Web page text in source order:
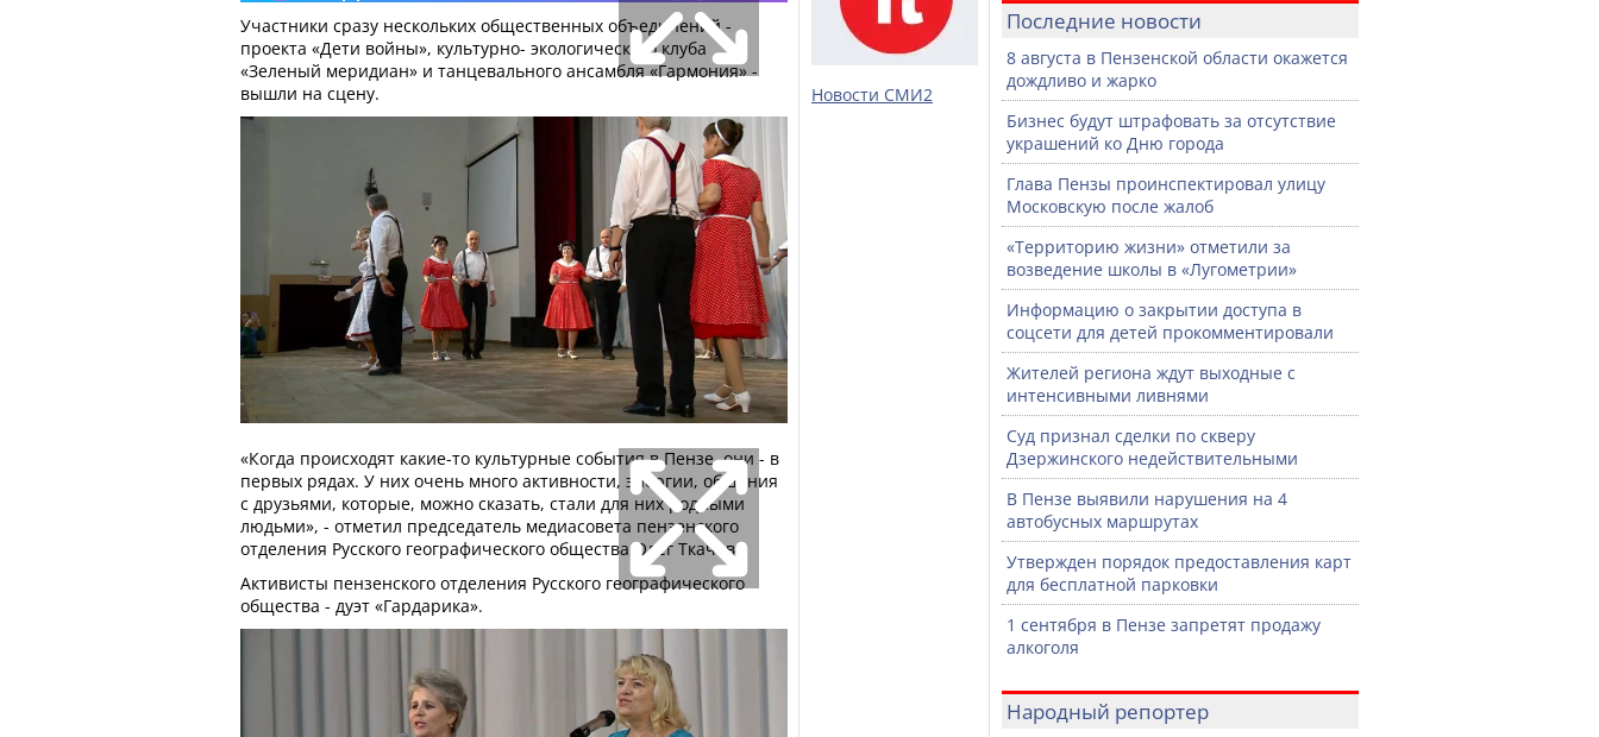
Участники сразу нескольких общественных объединений -
проекта «Дети войны», культурно- экологического клуба
«Зеленый меридиан» и танцевального ансамбля «Гармония» -
вышли на сцену.
«Когда происходят какие-то культурные события в Пензе, они - в
первых рядах. У них очень много активности, энергии, общения
с друзьями, которые, можно сказать, стали для них родными
людьми», - отметил председатель медиасовета пензенского
отделения Русского географического общества Олег Ткачев.
Активисты пензенского отделения Русского географического
общества - дуэт «Гардарика».
Новости СМИ2
Последние новости
8 августа в Пензенской области окажется
дождливо и жарко
Бизнес будут штрафовать за отсутствие
украшений ко Дню города
Глава Пензы проинспектировал улицу
Московскую после жалоб
«Территорию жизни» отметили за
возведение школы в «Лугометрии»
Информацию о закрытии доступа в
соцсети для детей прокомментировали
Жителей региона ждут выходные с
интенсивными ливнями
Суд признал сделки по скверу
Дзержинского недействительными
В Пензе выявили нарушения на 4
автобусных маршрутах
Утвержден порядок предоставления карт
для бесплатной парковки
1 сентября в Пензе запретят продажу
алкоголя
Народный репортер